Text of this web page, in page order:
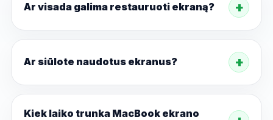
Ar visada galima restauruoti ekraną?
Ar siūlote naudotus ekranus?
Kiek laiko trunka MacBook ekrano